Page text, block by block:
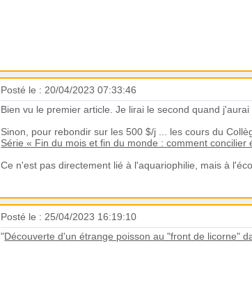
Posté le : 20/04/2023 07:33:46
Bien vu le premier article. Je lirai le second quand j'aurai
Sinon, pour rebondir sur les 500 $/j ... les cours du
Série « Fin du mois et fin du monde : comment concilier
Ce n'est pas directement lié à l'aquariophilie, mais à
Posté le : 25/04/2023 16:19:10
"Découverte d'un étrange poisson au "front de licorne"